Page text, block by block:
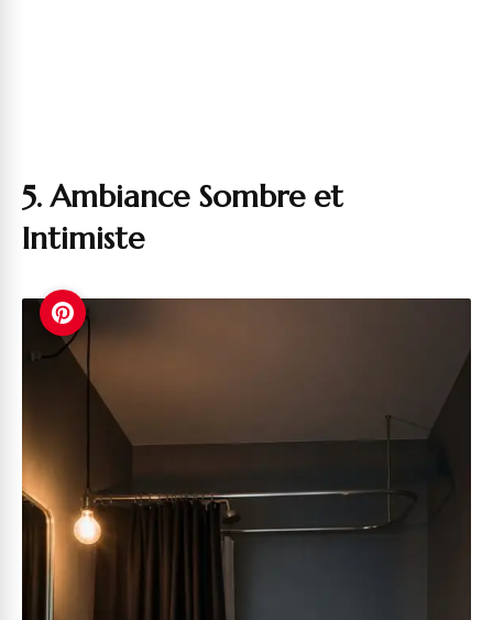
5. Ambiance Sombre et
Intimiste